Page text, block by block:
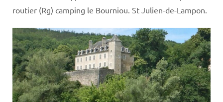
routier (Rg) camping le Bourniou. St Julien-de-Lampon.